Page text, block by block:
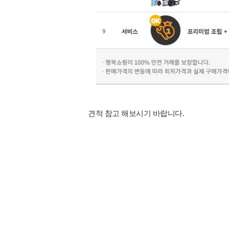
견적 참고 해보시기 바랍니다.